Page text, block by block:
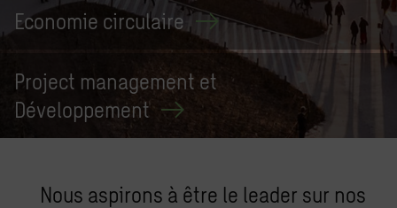
Economie circulaire
Project management et
Développement
Nous aspi­rons à être le lea­der sur nos